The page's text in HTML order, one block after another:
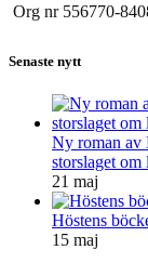
Org nr 556770-
Senaste nytt
Ny roman av
storslaget
21 maj
Höstens
15 maj